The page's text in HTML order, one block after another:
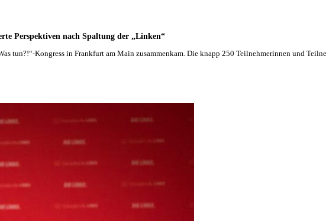
Perspektiven nach Spaltung der „Linken“
tun?!“-Kongress in Frankfurt am Main zusammenkam. Die knapp 250 Teilnehmerinnen und